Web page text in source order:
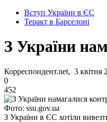
Вступ України в ЄС
Теракт в Барселоні
З України
Корреспондент.net, 3 квітня
0
452
Фото: ssu.gov.ua
З України в ЄС хотіли